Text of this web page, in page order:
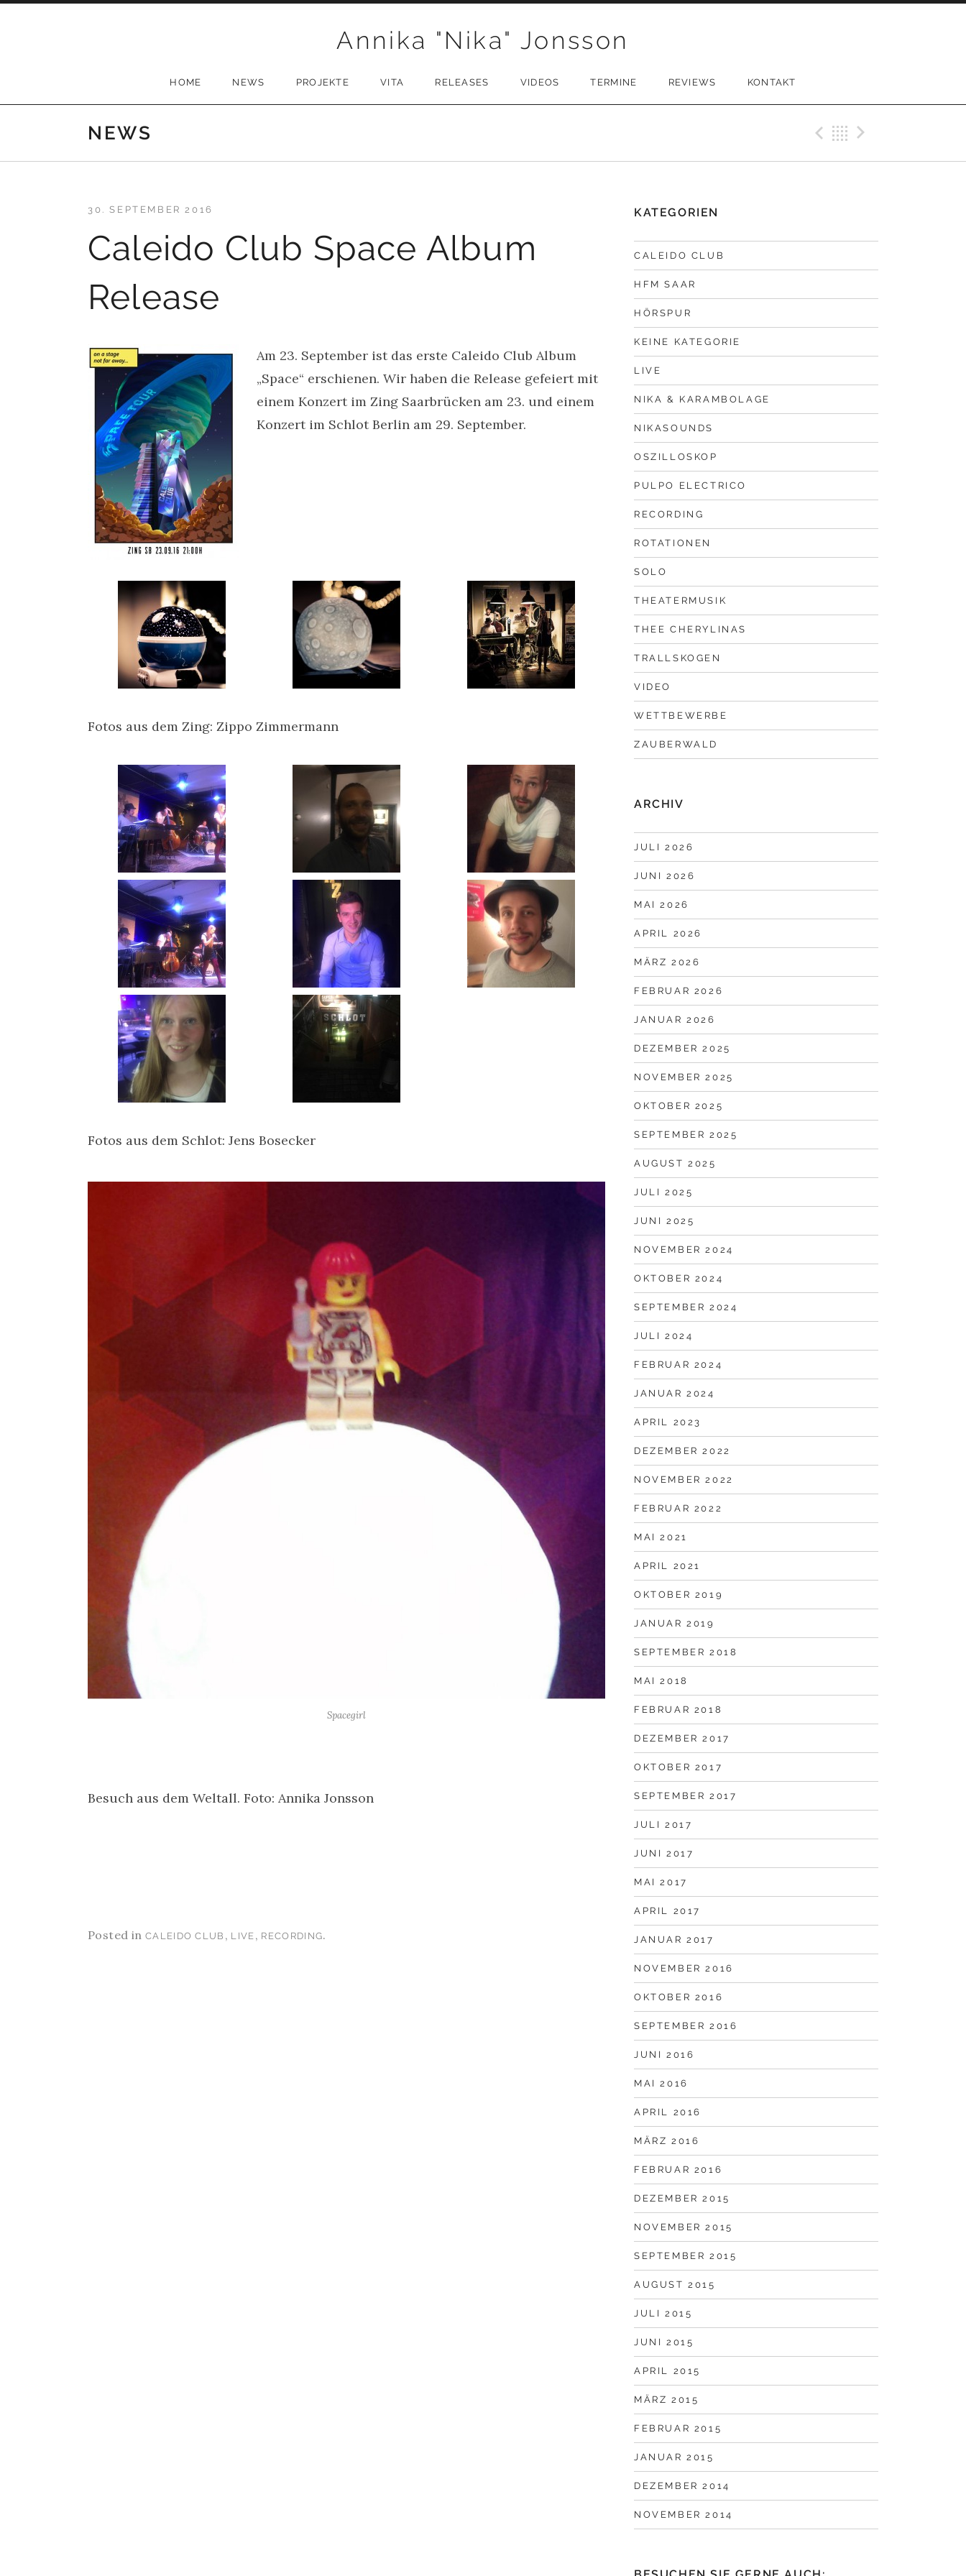
Annika "Nika" Jonsson
HOME NEWS PROJEKTE VITA RELEASES VIDEOS TERMINE REVIEWS KONTAKT
NEWS Previous
Back
Caleido Club Space Album
Release
30. SEPTEMBER 2016
Am 23. September ist das erste Caleido Club Album
„Space“ erschienen. Wir haben die Release gefeiert mit
einem Konzert im Zing Saarbrücken am 23. und einem
Konzert im Schlot Berlin am 29. September.
Fotos aus dem Zing: Zippo Zimmermann
Fotos aus dem Schlot: Jens Bosecker
Spacegirl
Besuch aus dem Weltall. Foto: Annika Jonsson
Posted in CALEIDO CLUB , LIVE , RECORDING.
KATEGORIEN
CALEIDO CLUB
HFM SAAR
HÖRSPUR
KEINE KATEGORIE
LIVE
NIKA & KARAMBOLAGE
NIKASOUNDS
OSZILLOSKOP
PULPO ELECTRICO
RECORDING
ROTATIONEN
SOLO
THEATERMUSIK
THEE CHERYLINAS
TRALLSKOGEN
VIDEO
WETTBEWERBE
ZAUBERWALD
ARCHIV
JULI 2026
JUNI 2026
MAI 2026
APRIL 2026
MÄRZ 2026
FEBRUAR 2026
JANUAR 2026
DEZEMBER 2025
NOVEMBER 2025
OKTOBER 2025
SEPTEMBER 2025
AUGUST 2025
JULI 2025
JUNI 2025
NOVEMBER 2024
OKTOBER 2024
SEPTEMBER 2024
JULI 2024
FEBRUAR 2024
JANUAR 2024
APRIL 2023
DEZEMBER 2022
NOVEMBER 2022
FEBRUAR 2022
MAI 2021
APRIL 2021
OKTOBER 2019
JANUAR 2019
SEPTEMBER 2018
MAI 2018
FEBRUAR 2018
DEZEMBER 2017
OKTOBER 2017
SEPTEMBER 2017
JULI 2017
JUNI 2017
MAI 2017
APRIL 2017
JANUAR 2017
NOVEMBER 2016
OKTOBER 2016
SEPTEMBER 2016
JUNI 2016
MAI 2016
APRIL 2016
MÄRZ 2016
FEBRUAR 2016
DEZEMBER 2015
NOVEMBER 2015
SEPTEMBER 2015
AUGUST 2015
JULI 2015
JUNI 2015
APRIL 2015
MÄRZ 2015
FEBRUAR 2015
JANUAR 2015
DEZEMBER 2014
NOVEMBER 2014